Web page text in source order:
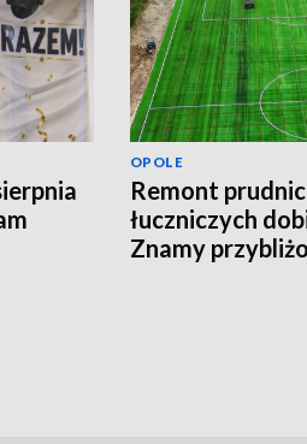
OPOLE
Remont
łuczniczych
Znamy